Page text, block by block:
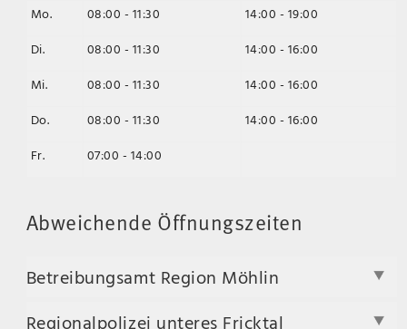
Mo. 08:00 - 11:30
14:00 - 19:00
Di.
08:00 - 11:30
14:00 - 16:00
Mi.
08:00 - 11:30
14:00 - 16:00
Do.
08:00 - 11:30
14:00 - 16:00
Fr.
07:00 - 14:00
Abweichende Öffnungszeiten
Betreibungsamt Region Möhlin
Regionalpolizei unteres Fricktal